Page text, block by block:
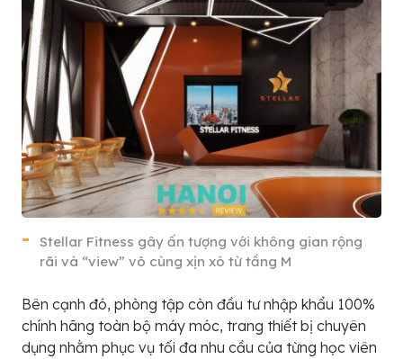
Stellar Fitness gây ấn tượng với không gian rộng
rãi và “view” vô cùng xịn xò từ tầng M
Bên cạnh đó, phòng tập còn đầu tư nhập khẩu 100%
chính hãng toàn bộ máy móc, trang thiết bị chuyên
dụng nhằm phục vụ tối đa nhu cầu của từng học viên